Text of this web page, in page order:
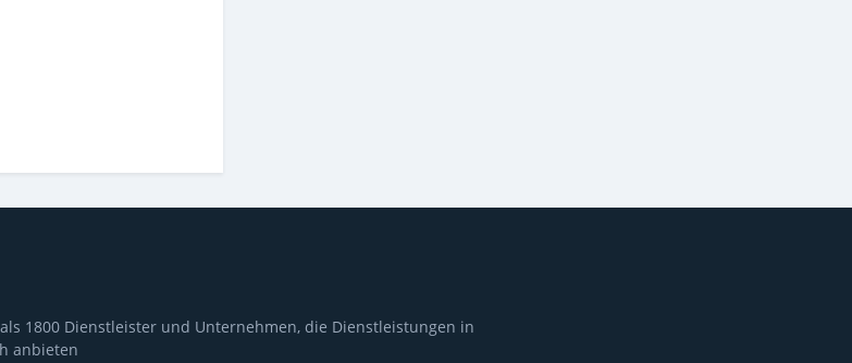
1800 Dienstleister und Unternehmen, die Dienstleistungen in
anbieten